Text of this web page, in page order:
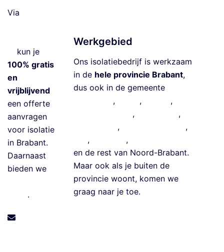
Via
kun je
100% gratis
en
vrijblijvend
een offerte
aanvragen
voor isolatie
in Brabant.
Daarnaast
bieden we
.
Werkgebied
Ons isolatiebedrijf is werkzaam
in de hele provincie Brabant,
dus ook in de gemeente
, , ,
,
,
,
,
, ,
en de rest van Noord-Brabant.
Maar ook als je buiten de
provincie woont, komen we
graag naar je toe.